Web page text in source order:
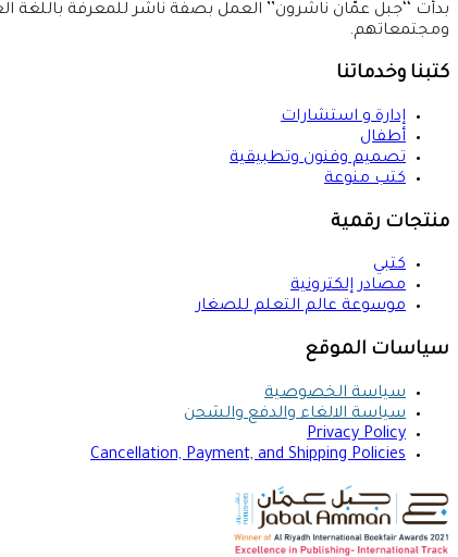
بدأت ‘‘جبل عمَّان ناشرون’’ العمل بصفة ناشر للمعرفة باللغة
ومجتمعاتهم.
كتبنا وخدماتنا
إدارة و استشارات
أطفال
تصميم وفنون وتطبيقية
كتب منوعة
منتجات رقمية
كتبي
مصادر إلكترونية
موسوعة عالم التعلم للصغار
سياسات الموقع
سياسة الخصوصية
سياسة الالغاء والدفع والشحن
Privacy Policy
Cancellation, Payment, and Shipping Policies